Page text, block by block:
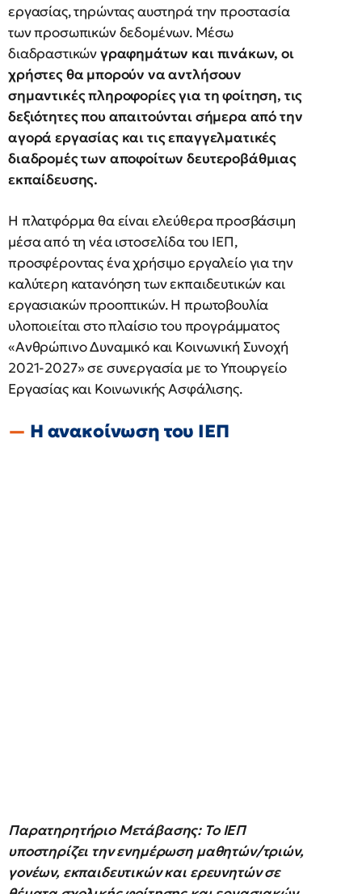
εργασίας, τηρώντας αυστηρά την προστασία
των προσωπικών δεδομένων. Μέσω
διαδραστικώνγραφημάτων και πινάκων, οι
χρήστες θα μπορούν να αντλήσουν
σημαντικές πληροφορίες για τη φοίτηση, τις
δεξιότητες που απαιτούνται σήμερα από την
αγορά εργασίας και τις επαγγελματικές
διαδρομές των αποφοίτων δευτεροβάθμιας
εκπαίδευσης.
Η πλατφόρμα θα είναι ελεύθερα προσβάσιμη
μέσα από τη νέα ιστοσελίδα του ΙΕΠ,
προσφέροντας ένα χρήσιμο εργαλείο για την
καλύτερη κατανόηση των εκπαιδευτικών και
εργασιακών προοπτικών. Η πρωτοβουλία
υλοποιείται στο πλαίσιο του προγράμματος
«Ανθρώπινο Δυναμικό και Κοινωνική Συνοχή
2021-2027» σε συνεργασία με το Υπουργείο
Εργασίας και Κοινωνικής Ασφάλισης.
Η ανακοίνωση του ΙΕΠ
Παρατηρητήριο Μετάβασης: Το ΙΕΠ
υποστηρίζει την ενημέρωση μαθητών/τριών,
γονέων, εκπαιδευτικών και ερευνητών σε